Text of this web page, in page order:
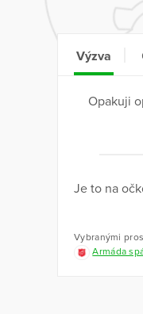
Výzva
Opakuji
Je to na
Vybranými
Armáda